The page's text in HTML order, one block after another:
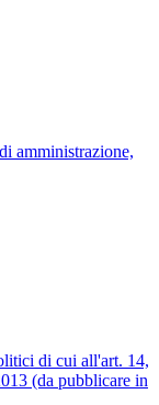
amministrazione,
di cui all'art. 14,
(da pubblicare in